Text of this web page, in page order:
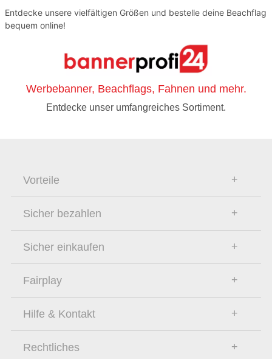
Entdecke unsere vielfältigen Größen und bestelle deine Beachflag
bequem online!
Werbebanner, Beachflags, Fahnen und mehr.
Entdecke unser umfangreiches Sortiment.
Vorteile
Sicher bezahlen
Sicher einkaufen
Fairplay
Hilfe & Kontakt
Rechtliches